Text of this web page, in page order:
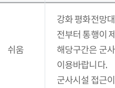
쉬움
강화 평화전망
전부터 통행이
해당구간은 군
이용바랍니다.
군사시설 접근